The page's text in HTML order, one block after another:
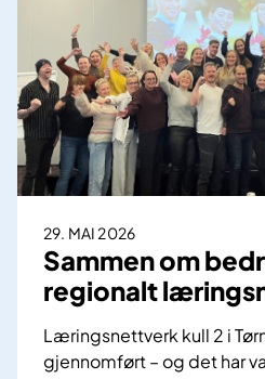
s
e
k
r
e
t
æ
r
e
f
f
29. MAI 2026
Sammen om
regionalt
Læringsnettverk kull 2 i
gjennomført – og det har